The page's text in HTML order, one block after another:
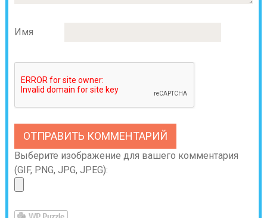
Имя
Выберите изображение для вашего комментария
(GIF, PNG, JPG, JPEG):